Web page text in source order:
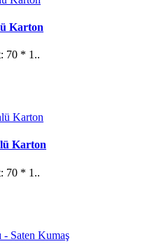
Karton
70 * 1..
Karton
70 * 1..